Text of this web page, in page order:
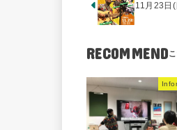
11月23日
RECOMMEND